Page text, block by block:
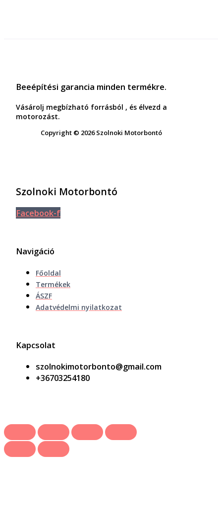
Beeépítési garancia minden termékre.
Vásárolj megbízható forrásból , és élvezd a
motorozást.
Copyright © 2026 Szolnoki Motorbontó
Szolnoki Motorbontó
Facebook-f
Navigáció
Főoldal
Termékek
ÁSZF
Adatvédelmi nyilatkozat
Kapcsolat
szolnokimotorbonto@gmail.com
+36703254180